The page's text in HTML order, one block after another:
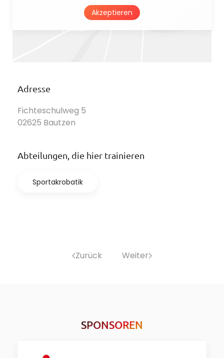
Akzeptieren
Adresse
Fichteschulweg 5
02625 Bautzen
Abteilungen, die hier trainieren
Sportakrobatik
Zurück Weiter
SPONSOREN